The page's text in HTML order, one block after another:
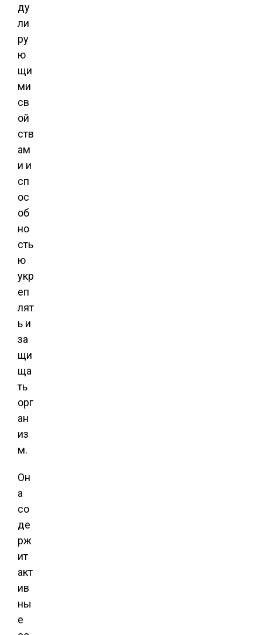
ду
ли
ру
ю
щи
ми
св
ой
ств
ам
и и
сп
ос
об
но
сть
ю
укр
еп
лят
ь и
за
щи
ща
ть
орг
ан
из
м.
Он
а
со
де
рж
ит
акт
ив
ны
е